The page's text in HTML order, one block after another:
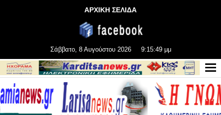
ΑΡΧΙΚΗ ΣΕΛΙΔΑ
Σάββατο, 8 Αυγούστου 2026 9:15:49 μμ